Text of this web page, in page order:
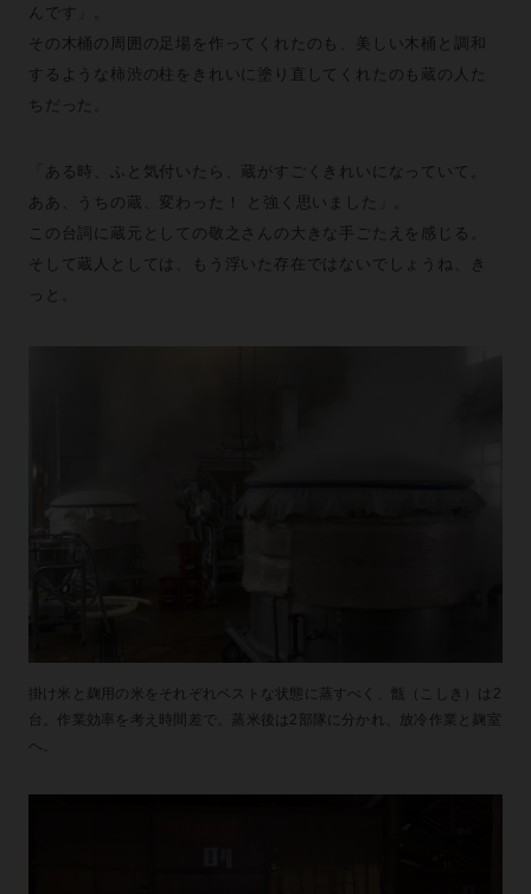
んです」。
その木桶の周囲の足場を作ってくれたのも、美しい木桶と調和
するような柿渋の柱をきれいに塗り直してくれたのも蔵の人た
ちだった。
「ある時、ふと気付いたら、蔵がすごくきれいになっていて。
ああ、うちの蔵、変わった！ と強く思いました」。
この台詞に蔵元としての敬之さんの大きな手ごたえを感じる。
そして蔵人としては、もう浮いた存在ではないでしょうね、き
っと。
掛け米と麹用の米をそれぞれベストな状態に蒸すべく、甑（こしき）は2
台。作業効率を考え時間差で。蒸米後は2部隊に分かれ、放冷作業と麹室
へ。